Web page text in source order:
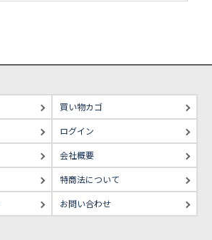
買い物カゴ
ログイン
会社概要
特商法について
お問い合わせ